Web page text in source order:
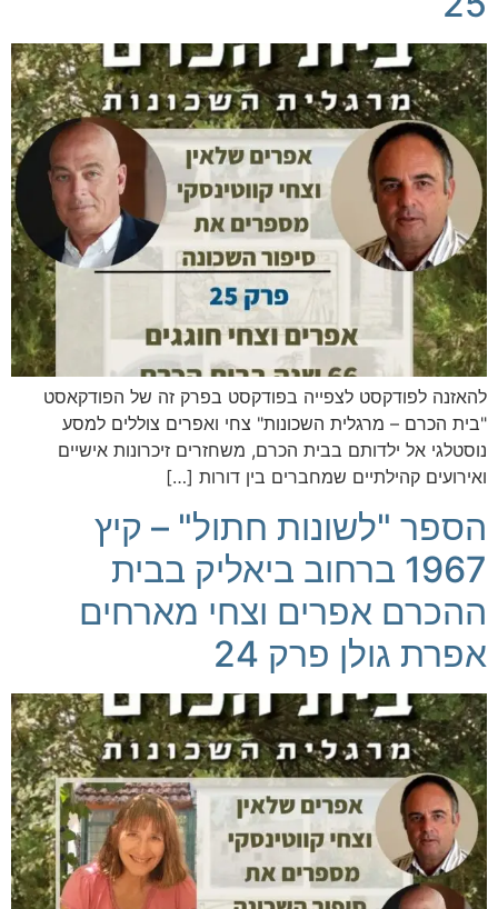
להאזנה לפודקסט לצפייה בפודקסט בפרק זה של הפודקאסט
"בית הכרם – מרגלית השכונות" צחי ואפרים צוללים למסע
נוסטלגי אל ילדותם בבית הכרם, משחזרים זיכרונות אישיים
ואירועים קהילתיים שמחברים בין דורות […]
הספר "לשונות חתול" – קיץ
1967 ברחוב ביאליק בבית
ההכרם אפרים וצחי מארחים
אפרת גולן פרק 24